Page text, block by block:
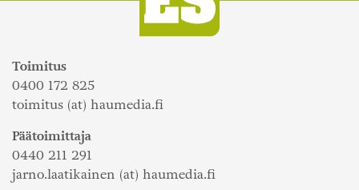
Toimitus
0400 172 825
toimitus (at) haumedia.fi
Päätoimittaja
0440 211 291
jarno.laatikainen (at) haumedia.fi